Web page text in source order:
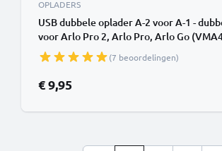
OPLADERS
USB dubbele oplader A-2 voor A-1 -
voor Arlo Pro 2, Arlo Pro, Arlo Go
VML4030) camera-accu's, oplaadkabel,
voedingsadapter
(7 beoordelingen)
€ 9,95